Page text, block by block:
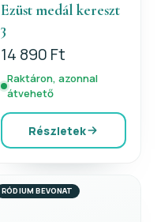
Ezüst medál kereszt
3
14 890 Ft
Raktáron, azonnal
átvehető
Részletek
RÓDIUM BEVONAT